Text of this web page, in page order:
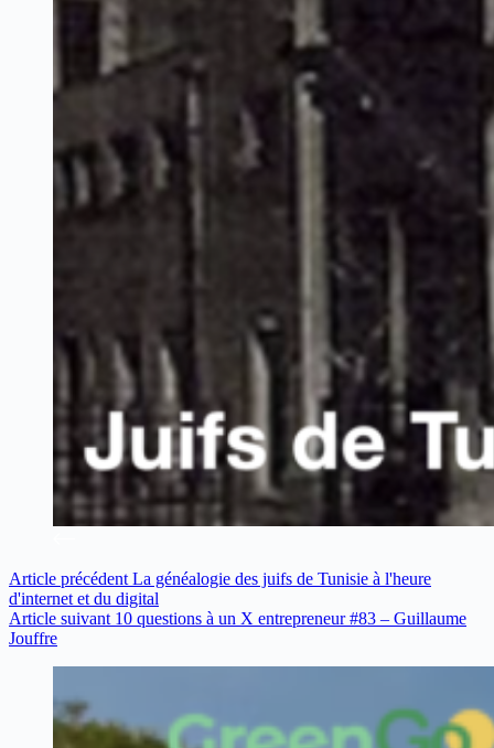
Article précédent La généalogie des juifs de Tunisie à l'heure
d'internet et du digital
Article suivant 10 questions à un X entrepreneur #83 – Guillaume
Jouffre